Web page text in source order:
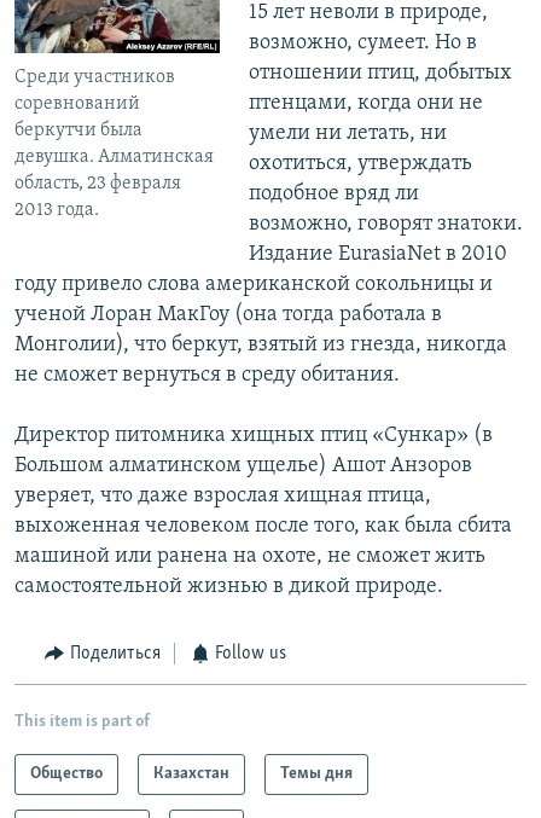
Среди участников
соревнований
беркутчи была
девушка. Алматинская
область, 23 февраля
2013 года.
15 лет неволи в природе,
возможно, сумеет. Но в
отношении птиц, добытых
птенцами, когда они не
умели ни летать, ни
охотиться, утверждать
подобное вряд ли
возможно, говорят знатоки.
Издание EurasiaNet в 2010
году привело слова американской сокольницы и
ученой Лоран МакГоу (она тогда работала в
Монголии), что беркут, взятый из гнезда, никогда
не сможет вернуться в среду обитания.
Директор питомника хищных птиц «Сункар» (в
Большом алматинском ущелье) Ашот Анзоров
уверяет, что даже взрослая хищная птица,
выхоженная человеком после того, как была сбита
машиной или ранена на охоте, не сможет жить
самостоятельной жизнью в дикой природе.
Поделиться Follow us
This item is part of
Общество Казахстан Темы дня